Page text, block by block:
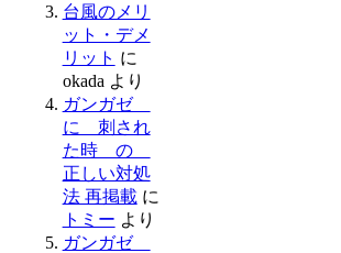
台風のメリ
ット・デメ
リット に
okada より
ガンガゼ
に 刺され
た時 の
正しい対処
法 再掲載に
トミー より
ガンガゼ